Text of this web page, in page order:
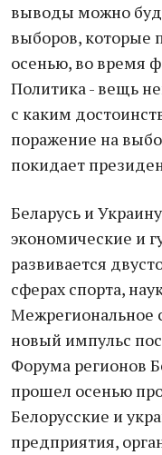
выводы можно
выборов, которые
осенью, во время
Политика - вещь
с каким
поражение на
покидает
Беларусь и
экономические и
развивается
сферах спорта,
Межрегиональное
новый импульс
Форума регионов
прошел осенью
Белорусские и
предприятия,